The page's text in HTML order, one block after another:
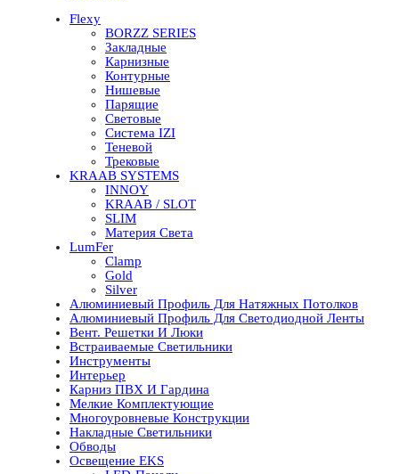
Flexy
BORZZ SERIES
Закладные
Карнизные
Контурные
Нишевые
Парящие
Световые
Система IZI
Теневой
Трековые
KRAAB SYSTEMS
INNOY
KRAAB / SLOT
SLIM
Материя Света
LumFer
Clamp
Gold
Silver
Алюминиевый Профиль Для Натяжных Потолков
Алюминиевый Профиль Для Светодиодной Ленты
Вент. Решетки И Люки
Встраиваемые Светильники
Инструменты
Интерьер
Карниз ПВХ И Гардина
Мелкие Комплектующие
Многоуровневые Конструкции
Накладные Светильники
Обводы
Освещение EKS